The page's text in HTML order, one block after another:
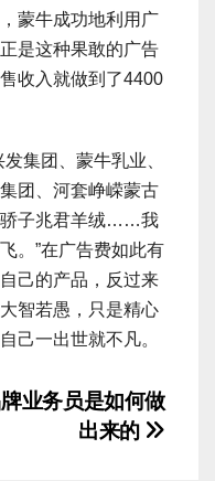
蒙牛成功地利用广
是这种果敢的广告
收入就做到了4400
集团、蒙牛乳业、
团、河套峥嵘蒙古
骄子兆君羊绒……我
。”在广告费如此有
己的产品，反过来
智若愚，只是精心
己一出世就不凡。
业务员是如何做
出来的